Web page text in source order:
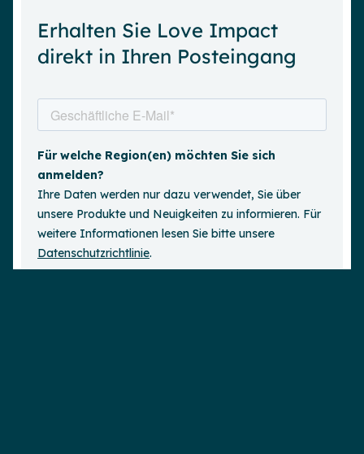
Demo anfordern
Erhalten Sie Love Impact
direkt in Ihren Posteingang